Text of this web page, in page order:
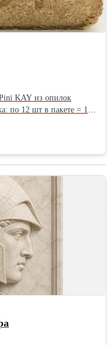
KAY из опилок
по 12 шт в пакете = 10
контракты.